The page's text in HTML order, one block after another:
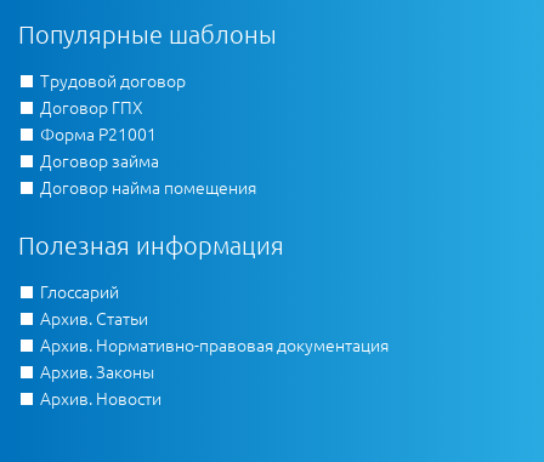
Популярные шаблоны
Трудовой договор
Договор ГПХ
Форма Р21001
Договор займа
Договор найма помещения
Полезная информация
Глоссарий
Архив. Статьи
Архив. Нормативно-правовая документация
Архив. Законы
Архив. Новости